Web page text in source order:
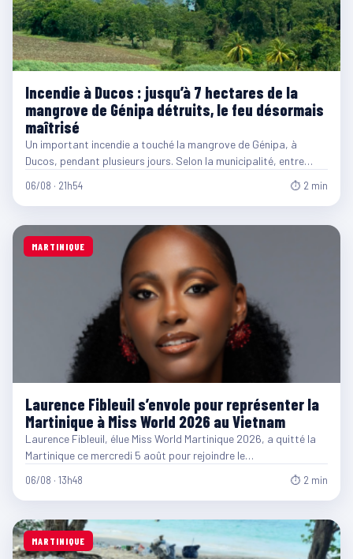
Incendie à Ducos : jusqu’à 7 hectares de la
mangrove de Génipa détruits, le feu désormais
maîtrisé
Un important incendie a touché la mangrove de Génipa, à
Ducos, pendant plusieurs jours. Selon la municipalité, entre…
06/08 · 21h54 ⏱ 2 min
MARTINIQUE
Laurence Fibleuil s’envole pour représenter la
Martinique à Miss World 2026 au Vietnam
Laurence Fibleuil, élue Miss World Martinique 2026, a quitté la
Martinique ce mercredi 5 août pour rejoindre le…
06/08 · 13h48 ⏱ 2 min
MARTINIQUE